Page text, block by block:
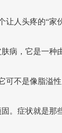
让人头疼的“家
病，它是一种
可不是像脂溢
。症状就是那